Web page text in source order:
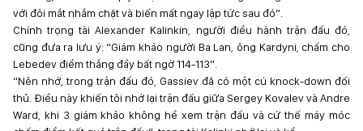
với đôi mắt nhắm chặt và biến mất ngay lập tức sau đó”.
Chính trọng tài Alexander Kalinkin, người điều hành trận đấu đó,
cũng đưa ra lưu ý: “Giám khảo người Ba Lan, ông Kardyni, chấm cho
Lebedev điểm thắng đầy bất ngờ 114-113”.
“Nên nhớ, trong trận đấu đó, Gassiev đã có một cú knock-down đối
thủ. Điều này khiến tôi nhớ lại trận đấu giữa Sergey Kovalev và Andre
Ward, khi 3 giám khảo không hề xem trận đấu và cứ thế máy móc